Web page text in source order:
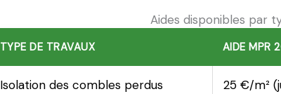
Aides disponibles par
TYPE DE TRAVAUX AIDE MPR
Isolation des combles perdus 25 €/m²